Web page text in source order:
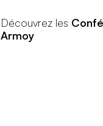
Découvrez les
Armoy